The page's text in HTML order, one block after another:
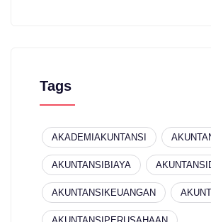
Tags
AKADEMIAKUNTANSI
AKUNTANSIBIAYA
AKUNTANSIKEUANGAN